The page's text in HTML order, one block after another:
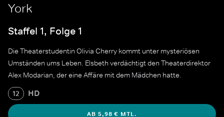
York
Staffel 1, Folge 1
Die Theaterstudentin Olivia Cherry kommt unter mysteriösen
Umständen ums Leben. Elsbeth verdächtigt den Theaterdirektor
Alex Modarian, der eine Affäre mit dem Mädchen hatte.
12 HD
AB 5,98 € MTL.